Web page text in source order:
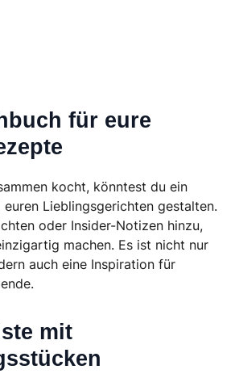
für eure
kocht, könntest du ein
Lieblingsgerichten gestalten.
oder Insider-Notizen hinzu,
machen. Es ist nicht nur
auch eine Inspiration für
mit